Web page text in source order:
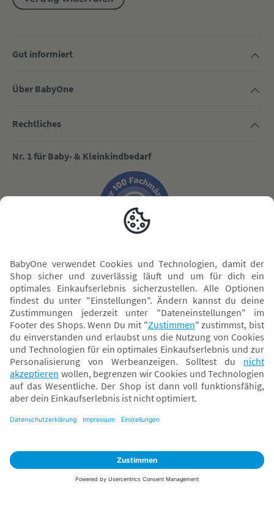
Gut informiert
Über BabyOne
Rechtliches
Nr. 1 für Baby- & Kleinkindbedarf
Sicher zahlen